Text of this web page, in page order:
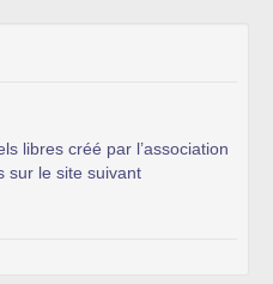
libres créé par l’association
sur le site suivant